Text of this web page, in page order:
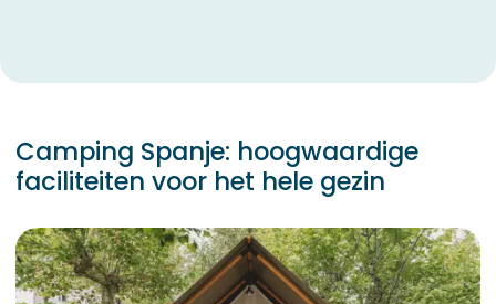
Camping Spanje: hoogwaardige
faciliteiten voor het hele gezin